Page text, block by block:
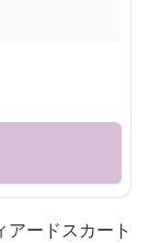
ードスカート